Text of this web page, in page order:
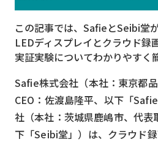
クラウド
M2M
VPN
スマート〇〇
スマート農業
ドローン
この記事では、SafieとSeibi堂
LEDディスプレイとクラウド録
実証実験についてわかりやすく
Safie株式会社（本社：東京都
CEO：佐渡島隆平、以下「
社（本社：茨城県鹿嶋市、代
下「Seibi堂」）は、クラウド